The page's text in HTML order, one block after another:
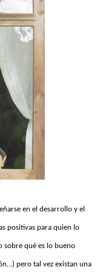
en el desarrollo y el
positivas para quien lo
sobre qué es lo bueno
pero tal vez existan una